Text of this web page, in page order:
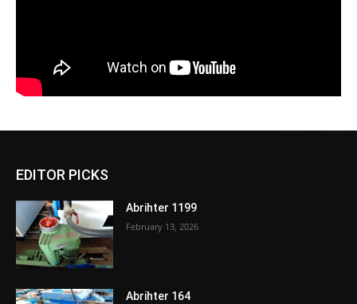
EDITOR PICKS
Abrihter 1199
February 13, 2026
Abrihter 164